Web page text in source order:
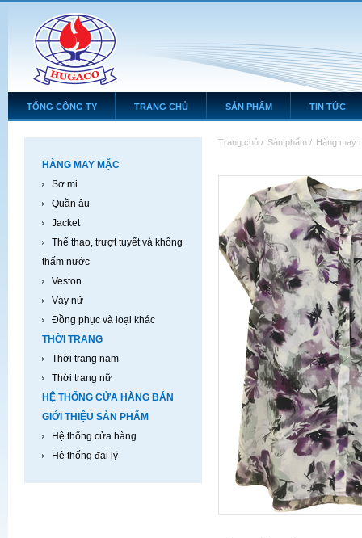
TỔNG CÔNG TY TRANG CHỦ SẢN PHẨM TIN TỨC
HÀNG MAY MẶC
Sơ mi
Quần âu
Jacket
Thể thao, trượt tuyết và không
thấm nước
Veston
Váy nữ
Đồng phục và loại khác
THỜI TRANG
Thời trang nam
Thời trang nữ
HỆ THỐNG CỬA HÀNG BÁN
GIỚI THIỆU SẢN PHẨM
Hệ thống cửa hàng
Hệ thống đại lý
Trang chủ / Sản phẩm / Hàng may